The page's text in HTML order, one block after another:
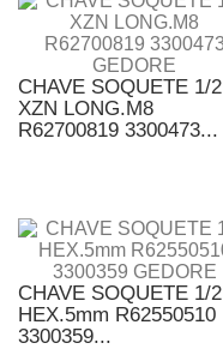
CHAVE SOQUETE 1/2
XZN LONG.M8
R62700819 3300473...
CHAVE SOQUETE 1/2
HEX.5mm R62550510
3300359...